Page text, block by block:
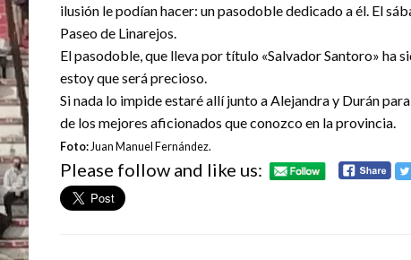
ilusión le podían hacer: un pasodoble dedicado a él. El
Paseo de Linarejos.
El pasodoble, que lleva por título «Salvador Santoro»
estoy que será precioso.
Si nada lo impide estaré allí junto a Alejandra y Durán
de los mejores aficionados que conozco en la provincia.
Foto: Juan Manuel Fernández.
Please follow and like us: